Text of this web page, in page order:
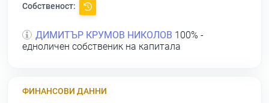
Собственост:
ДИМИТЪР КРУМОВ НИКОЛОВ 100% -
едноличен собственик на капитала
ФИНАНСОВИ ДАННИ